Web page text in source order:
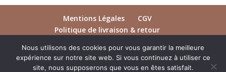
Mentions Légales
CGV
Politique de livraison & retour
Nous utilisons des cookies pour vous garantir la meilleure
expérience sur notre site web. Si vous continuez à utiliser ce
site, nous supposerons que vous en êtes satisfait.